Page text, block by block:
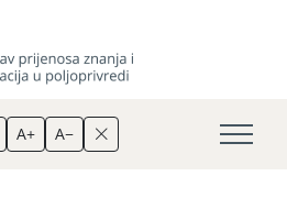
A+ A−